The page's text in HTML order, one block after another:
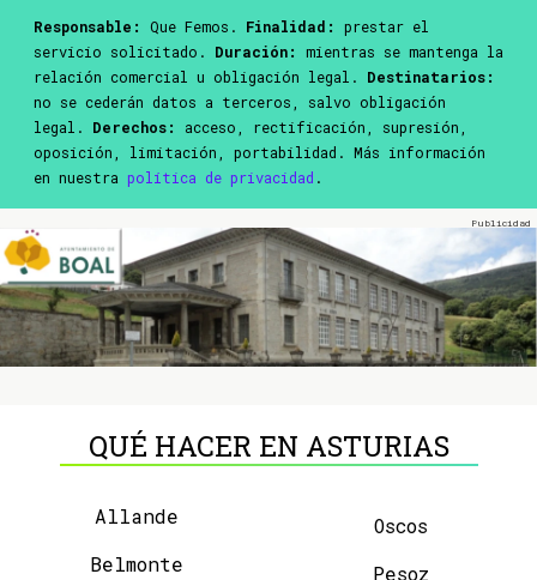
Responsable: Que Femos. Finalidad:
prestar el
servicio solicitado. Duración:
mientras se mantenga la
relación comercial u obligación legal. Destinatarios:
no se cederán datos a terceros, salvo obligación
legal. Derechos:
acceso, rectificación, supresión,
oposición, limitación, portabilidad. Más información
en nuestra política de privacidad .
QUÉ HACER EN ASTURIAS
Allande
Belmonte
Oscos
Pesoz